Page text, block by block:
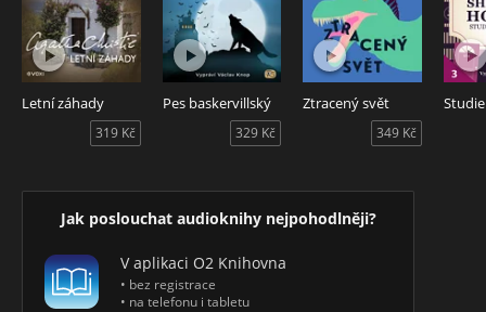
Letní záhady
319 Kč
Pes baskervillský
329 Kč
Ztracený svět
349 Kč
Jak poslouchat audioknihy nejpohodlněji?
V aplikaci O2 Knihovna
• bez registrace
• na telefonu i tabletu